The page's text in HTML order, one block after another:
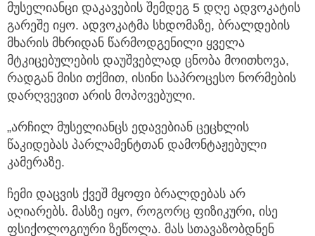
მუსელიანცი დაკავების შემდეგ 5 დღე ადვოკატის
გარეშე იყო. ადვოკატმა სხდომაზე, ბრალდების
მხარის მხრიდან წარმოდგენილი ყველა
მტკიცებულების დაუშვებლად ცნობა მოითხოვა,
რადგან მისი თქმით, ისინი საპროცესო ნორმების
დარღვევით არის მოპოვებული.
„არჩილ მუსელიანცს ედავებიან ცეცხლის
წაკიდებას პარლამენტთან დამონტაჟებული
კამერაზე.
ჩემი დაცვის ქვეშ მყოფი ბრალდებას არ
აღიარებს. მასზე იყო, როგორც ფიზიკური, ისე
ფსიქოლოგიური ზეწოლა. მას სთავაზობდნენ